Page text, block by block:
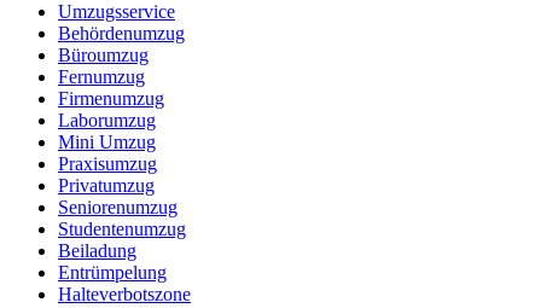
Umzugsservice
Behördenumzug
Büroumzug
Fernumzug
Firmenumzug
Laborumzug
Mini Umzug
Praxisumzug
Privatumzug
Seniorenumzug
Studentenumzug
Beiladung
Entrümpelung
Halteverbotszone